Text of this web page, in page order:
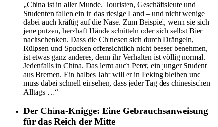
„China ist in aller Munde. Touristen, Geschäftsleute und
Studenten fallen ein in das riesige Land – und nicht wenige
dabei auch kräftig auf die Nase. Zum Beispiel, wenn sie sich
jene putzen, herzhaft Hände schütteln oder sich selbst Bier
nachschenken. Dass die Chinesen sich durch Drängeln,
Rülpsen und Spucken offensichtlich nicht besser benehmen,
ist etwas ganz anderes, denn ihr Verhalten ist völlig normal.
Jedenfalls in China. Das lernt auch Peter, ein junger Student
aus Bremen. Ein halbes Jahr will er in Peking bleiben und
muss dabei schnell einsehen, dass jeder Tag des chinesischen
Alltags …“
Der China-Knigge: Eine Gebrauchsanweisung
für das Reich der Mitte